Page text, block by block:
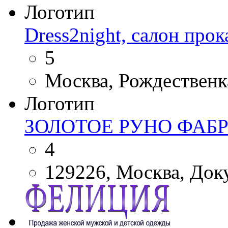
Логотип
Dress2night, салон
5
Москва,
Логотип
ЗОЛОТОЕ РУНО
4
129226, Москва,